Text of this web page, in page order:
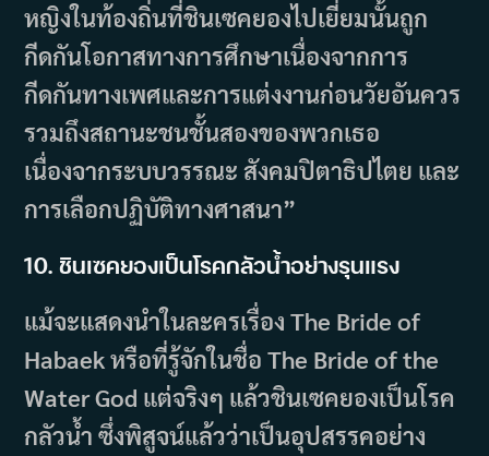
หญิงในท้องถิ่นที่ชินเซคยองไปเยี่ยมนั้นถูก
กีดกันโอกาสทางการศึกษาเนื่องจากการ
กีดกันทางเพศและการแต่งงานก่อนวัยอันควร
รวมถึงสถานะชนชั้นสองของพวกเธอ
เนื่องจากระบบวรรณะ สังคมปิตาธิปไตย และ
การเลือกปฏิบัติทางศาสนา”
10. ชินเซคยองเป็นโรคกลัวน้ำอย่างรุนแรง
แม้จะแสดงนำในละครเรื่อง The Bride of
Habaek หรือที่รู้จักในชื่อ The Bride of the
Water God แต่จริงๆ แล้วชินเซคยองเป็นโรค
กลัวน้ำ ซึ่งพิสูจน์แล้วว่าเป็นอุปสรรคอย่าง